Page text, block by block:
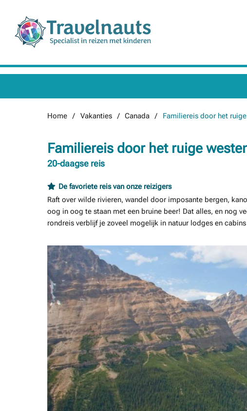
Home Vakanties Canada Familiereis door het
Familiereis door het ruige
20-daagse reis
De favoriete reis van onze reizigers
Raft over wilde rivieren, wandel door imposante bergen,
oog in oog te staan met een bruine beer! Dat alles, en nog
rondreis verblijf je zoveel mogelijk in natuur lodges en